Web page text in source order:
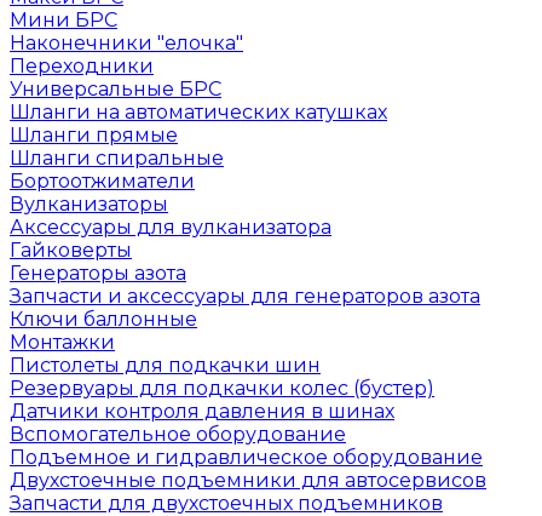
Мини БРС
Наконечники "елочка"
Переходники
Универсальные БРС
Шланги на автоматических катушках
Шланги прямые
Шланги спиральные
Бортоотжиматели
Вулканизаторы
Аксессуары для вулканизатора
Гайковерты
Генераторы азота
Запчасти и аксессуары для генераторов азота
Ключи баллонные
Монтажки
Пистолеты для подкачки шин
Резервуары для подкачки колес (бустер)
Датчики контроля давления в шинах
Вспомогательное оборудование
Подъемное и гидравлическое оборудование
Двухстоечные подъемники для автосервисов
Запчасти для двухстоечных подъемников